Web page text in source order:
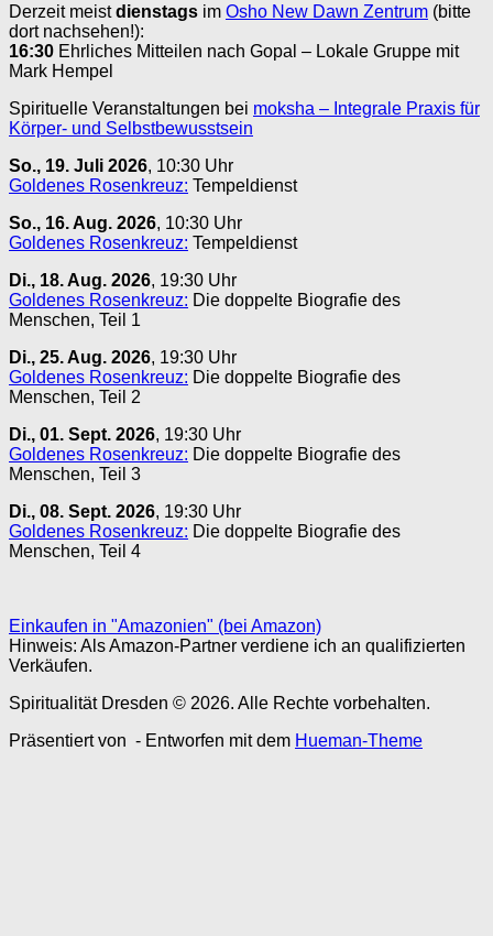
Derzeit meistdienstags im Osho New Dawn Zentrum (bitte
dort nachsehen!):
16:30 Ehrliches Mitteilen nach Gopal – Lokale Gruppe mit
Mark Hempel
Spirituelle Veranstaltungen bei moksha – Integrale Praxis für
Körper- und Selbstbewusstsein
So., 19. Juli 2026, 10:30 Uhr
Goldenes Rosenkreuz: Tempeldienst
So., 16. Aug. 2026, 10:30 Uhr
Goldenes Rosenkreuz: Tempeldienst
Di., 18. Aug. 2026, 19:30 Uhr
Goldenes Rosenkreuz: Die doppelte Biografie des
Menschen, Teil 1
Di., 25. Aug. 2026, 19:30 Uhr
Goldenes Rosenkreuz: Die doppelte Biografie des
Menschen, Teil 2
Di., 01. Sept. 2026, 19:30 Uhr
Goldenes Rosenkreuz: Die doppelte Biografie des
Menschen, Teil 3
Di., 08. Sept. 2026, 19:30 Uhr
Goldenes Rosenkreuz: Die doppelte Biografie des
Menschen, Teil 4
Einkaufen in "Amazonien" (bei Amazon)
Hinweis: Als Amazon-Partner verdiene ich an qualifizierten
Verkäufen.
Spiritualität Dresden © 2026. Alle Rechte vorbehalten.
Präsentiert von - Entworfen mit dem Hueman-Theme